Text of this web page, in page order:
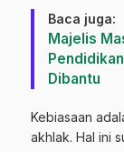
Baca juga:
Majelis
Dibantu
Kebiasaan
akhlak. Hal ini